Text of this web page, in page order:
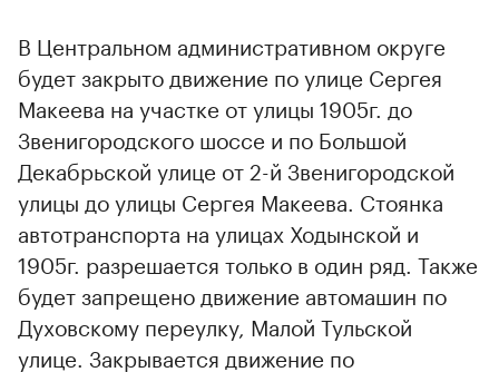
В Центральном административном округе
будет закрыто движение по улице Сергея
Макеева на участке от улицы 1905г. до
Звенигородского шоссе и по Большой
Декабрьской улице от 2-й Звенигородской
улицы до улицы Сергея Макеева. Стоянка
автотранспорта на улицах Ходынской и
1905г. разрешается только в один ряд. Также
будет запрещено движение автомашин по
Духовскому переулку, Малой Тульской
улице. Закрывается движение по